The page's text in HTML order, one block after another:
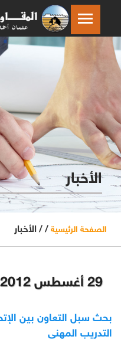
الأخبار
الصفحة الرئيسية / / الأخبار
29 أغسطس 2012
بحث سبل التعاون بين
التدريب المهنى